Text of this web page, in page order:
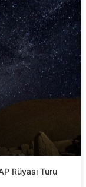
Rüyası Turu